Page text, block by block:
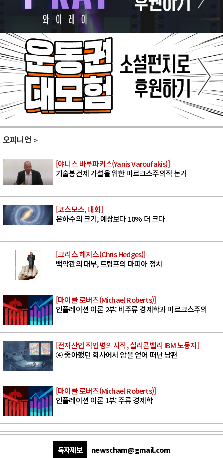
오피니언
[야니스 바루파키스(Yanis Varoufakis)]
기술봉건제 가설을 위한 마르크스주의적 논거
[코스모스, 대화]
은하수의 크기, 예상보다 10% 더 크다
[크리스 헤지스(Chris Hedges)]
백악관의 대부, 트럼프의 마피아 정치
[마이클 로버츠(Michael Roberts)]
인플레이션 이론 2부: 비주류 경제학과 마르크스주의
[전자산업 직업병의 시작, 실리콘밸리 IBM 노동자]
④ 좋아했던 회사에서 암을 얻어 떠난 남편
[마이클 로버츠(Michael Roberts)]
인플레이션 이론 1부: 주류 경제학
독자제보 newscham@gmail.com